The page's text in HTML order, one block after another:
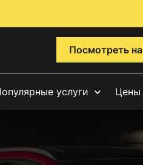
Посмотреть
услуги Цены